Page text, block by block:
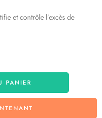
et contrôle l’excès de
PANIER